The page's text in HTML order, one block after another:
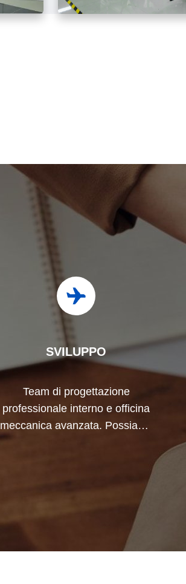
SVILUPPO
Team di progettazione
professionale interno e officina
meccanica avanzata. Possiamo